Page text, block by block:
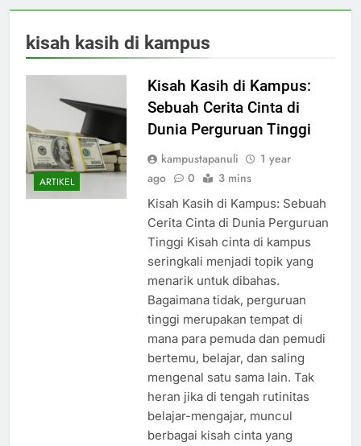
kisah kasih di kampus
ARTIKEL
Kisah Kasih di Kampus:
Sebuah Cerita Cinta di
Dunia Perguruan Tinggi
kampustapanuli
1 year
ago
0 3 mins
Kisah Kasih di Kampus: Sebuah
Cerita Cinta di Dunia Perguruan
Tinggi Kisah cinta di kampus
seringkali menjadi topik yang
menarik untuk dibahas.
Bagaimana tidak, perguruan
tinggi merupakan tempat di
mana para pemuda dan pemudi
bertemu, belajar, dan saling
mengenal satu sama lain. Tak
heran jika di tengah rutinitas
belajar-mengajar, muncul
berbagai kisah cinta yang